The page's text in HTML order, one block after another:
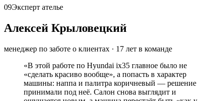
09Эксперт ателье
Алексей Крыловецкий
менеджер по заботе о клиентах · 17 лет в команде
«В этой работе по Hyundai ix35 главное было не
«сделать красиво вообще», а попасть в характер
машины: наппа и палитра коричневый — решение
принимали под неё. Салон снова выглядит и